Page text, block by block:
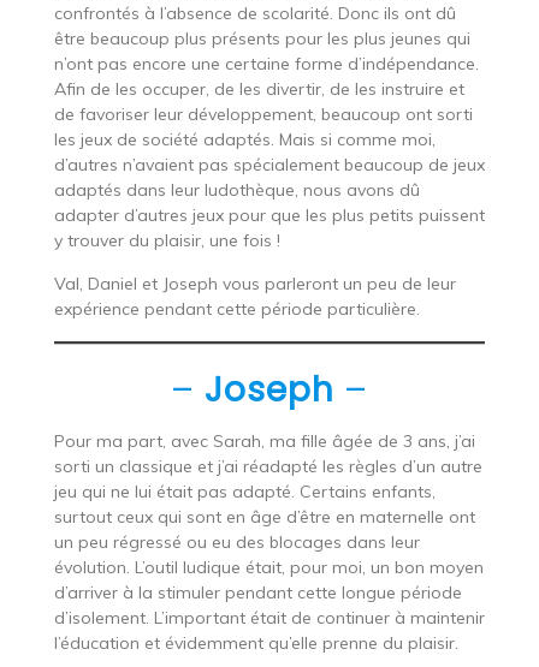
confrontés à l’absence de scolarité. Donc ils ont dû
être beaucoup plus présents pour les plus jeunes qui
n’ont pas encore une certaine forme d’indépendance.
Afin de les occuper, de les divertir, de les instruire et
de favoriser leur développement, beaucoup ont sorti
les jeux de société adaptés. Mais si comme moi,
d’autres n’avaient pas spécialement beaucoup de jeux
adaptés dans leur ludothèque, nous avons dû
adapter d’autres jeux pour que les plus petits puissent
y trouver du plaisir, une fois !
Val, Daniel et Joseph vous parleront un peu de leur
expérience pendant cette période particulière.
– Joseph –
Pour ma part, avec Sarah, ma fille âgée de 3 ans, j’ai
sorti un classique et j’ai réadapté les règles d’un autre
jeu qui ne lui était pas adapté. Certains enfants,
surtout ceux qui sont en âge d’être en maternelle ont
un peu régressé ou eu des blocages dans leur
évolution. L’outil ludique était, pour moi, un bon moyen
d’arriver à la stimuler pendant cette longue période
d’isolement. L’important était de continuer à maintenir
l’éducation et évidemment qu’elle prenne du plaisir.